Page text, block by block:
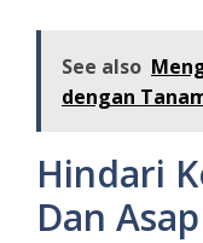
See also
dengan
Hindari
Dan